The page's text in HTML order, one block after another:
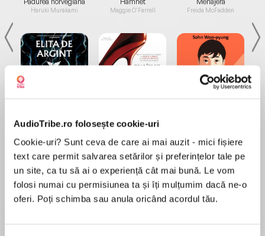
AudioTribe.ro folosește cookie-uri
Cookie-uri? Sunt ceva de care ai mai auzit - mici fișiere
text care permit salvarea setărilor și preferințelor tale pe
un site, ca tu să ai o experiență cât mai bună. Le vom
folosi numai cu permisiunea ta și îți mulțumim dacă ne-o
oferi. Poți schimba sau anula oricând acordul tău.
Haruki Murakami
de...
Dani Francis
Maggie O'Farrell
la...
Lauren Weisberger
Freida McFadden
Desprecarte
‘A hugely impressive debut’ SARAH WATERS